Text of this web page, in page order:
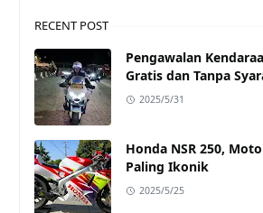
RECENT POST
Pengawalan
Gratis dan Tanpa
2025/5/31
Honda NSR 250,
Paling Ikonik
2025/5/25